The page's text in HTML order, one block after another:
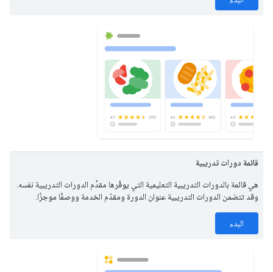
قائمة دورات تدريبية
هي قائمة بالدورات التدريبية التعليمية التي يوفّرها مقدِّم الدورات التدريبية نفسه.
وقد تتضمن الدورات التدريبية عنوان الدورة ومقدّم الخدمة ووصفًا موجزًا.
البدء